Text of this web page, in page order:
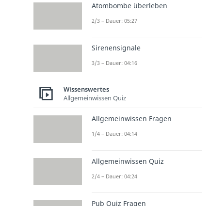
Atombombe überleben
2/3 – Dauer: 05:27
Sirenensignale
3/3 – Dauer: 04:16
Wissenswertes
Allgemeinwissen Quiz
Allgemeinwissen Fragen
1/4 – Dauer: 04:14
Allgemeinwissen Quiz
2/4 – Dauer: 04:24
Pub Quiz Fragen